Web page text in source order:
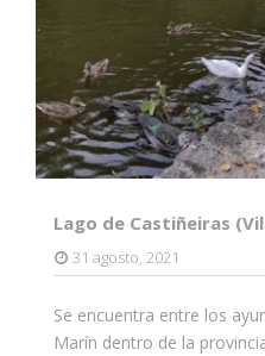
Lago de Castiñeiras
31 agosto, 2021
Se encuentra entre los
Marín dentro de la